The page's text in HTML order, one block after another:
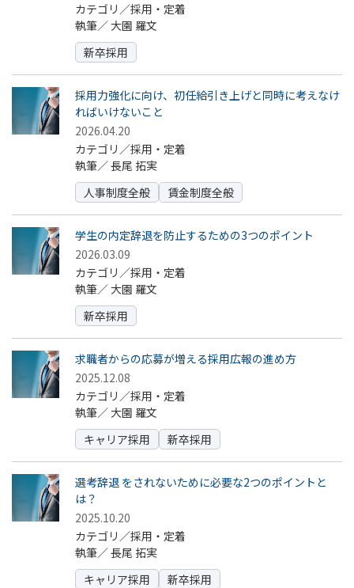
カテゴリ／採用・定着
執筆／大園 羅文
新卒採用
採用力強化に向け、初任給引き上げと同時に考えなけ
ればいけないこと
2026.04.20
カテゴリ／採用・定着
執筆／長尾 拓実
人事制度全般
賃金制度全般
学生の内定辞退を防止するための3つのポイント
2026.03.09
カテゴリ／採用・定着
執筆／大園 羅文
新卒採用
求職者からの応募が増える採用広報の進め方
2025.12.08
カテゴリ／採用・定着
執筆／大園 羅文
キャリア採用
新卒採用
選考辞退 をされないために必要な2つのポイントと
は？
2025.10.20
カテゴリ／採用・定着
執筆／長尾 拓実
キャリア採用
新卒採用